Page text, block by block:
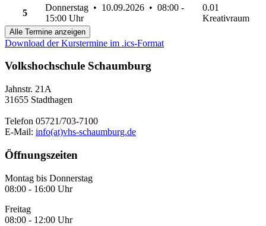
5
Donnerstag • 10.09.2026 • 08:00 -
15:00 Uhr
0.01
Kreativraum
Alle Termine anzeigen
Download der Kurstermine im .ics-Format
Volkshochschule Schaumburg
Jahnstr. 21A
31655 Stadthagen
Telefon 05721/703-7100
E-Mail: info(at)vhs-schaumburg.de
Öffnungszeiten
Montag bis Donnerstag
08:00 - 16:00 Uhr
Freitag
08:00 - 12:00 Uhr